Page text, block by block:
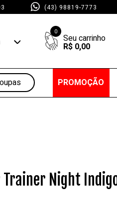
(43) 98819-7773
0
R$ 0,00
PROMOÇÃO
Trainer Night